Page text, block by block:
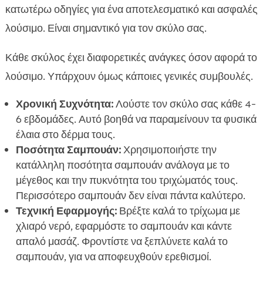
κατωτέρω οδηγίες για ένα αποτελεσματικό και ασφαλές
λούσιμο. Είναι σημαντικό για τον σκύλο σας.
Κάθε σκύλος έχει διαφορετικές ανάγκες όσον αφορά το
λούσιμο. Υπάρχουν όμως κάποιες γενικές συμβουλές.
Χρονική Συχνότητα:Λούστε τον σκύλο σας κάθε 4-
6 εβδομάδες. Αυτό βοηθά να παραμείνουν τα φυσικά
έλαια στο δέρμα τους.
Ποσότητα Σαμπουάν:Χρησιμοποιήστε την
κατάλληλη ποσότητα σαμπουάν ανάλογα με το
μέγεθος και την πυκνότητα του τριχώματός τους.
Περισσότερο σαμπουάν δεν είναι πάντα καλύτερο.
Τεχνική Εφαρμογής:Βρέξτε καλά το τρίχωμα με
χλιαρό νερό, εφαρμόστε το σαμπουάν και κάντε
απαλό μασάζ. Φροντίστε να ξεπλύνετε καλά το
σαμπουάν, για να αποφευχθούν ερεθισμοί.